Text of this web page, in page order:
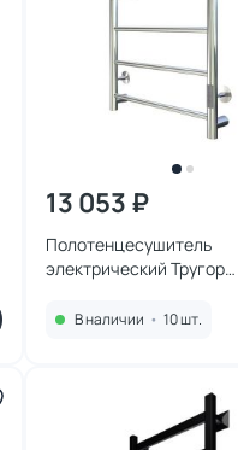
13 053 ₽
Полотенцесушитель
электрический Тругор
В наличии • 10 шт.